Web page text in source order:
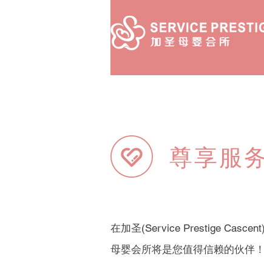
尊享服
在加圣(Service Prestige
母婴会所将是您值得信赖的伙伴！